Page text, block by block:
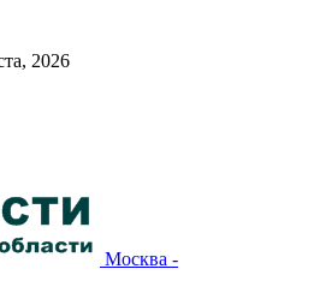
2026
Москва -